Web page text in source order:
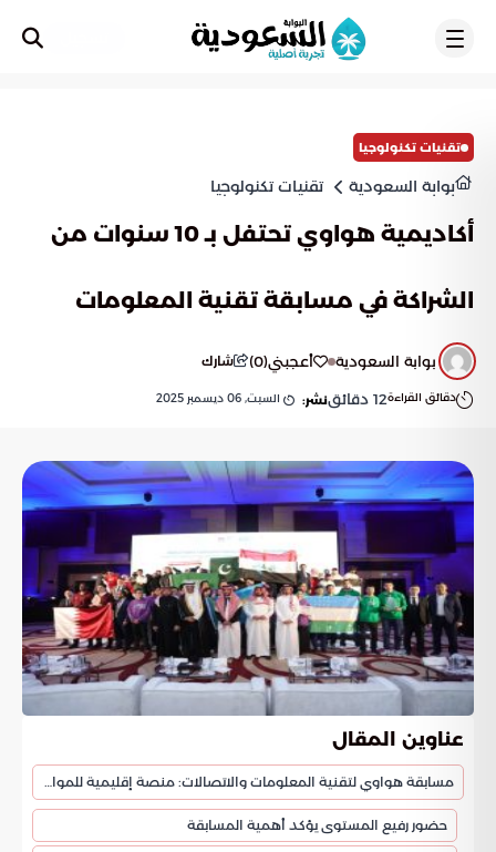
تقنيات تكنولوجيا
بوابة السعودية تقنيات تكنولوجيا
أكاديمية هواوي تحتفل بـ 10 سنوات من
الشراكة في مسابقة تقنية المعلومات
بوابة السعودية أعجبني(
0
) شارك
دقائق القراءة12 دقائقنشر: السبت, 06 ديسمبر 2025
عناوين المقال
مسابقة هواوي لتقنية المعلومات والاتصالات: منصة إقليمية للمواهب الرقمية تتأهب للعالمية
حضور رفيع المستوى يؤكد أهمية المسابقة